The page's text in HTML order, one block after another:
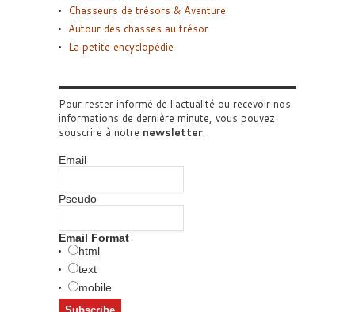
Chasseurs de trésors & Aventure
Autour des chasses au trésor
La petite encyclopédie
Pour rester informé de l'actualité ou recevoir nos
informations de dernière minute, vous pouvez
souscrire à notre newsletter.
Email
Pseudo
Email Format
html
text
mobile